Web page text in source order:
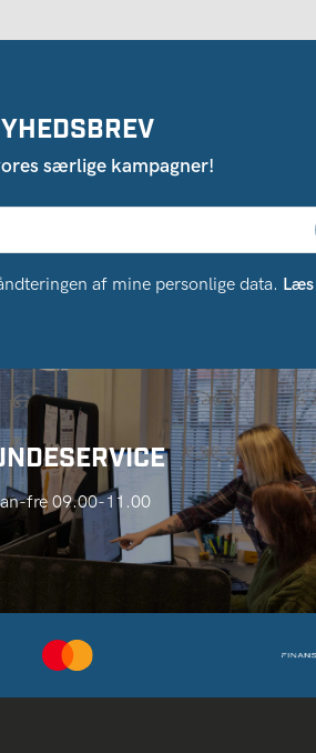
særlige kampagner!
af ​​mine personlige data.
fre 09.00-11.00